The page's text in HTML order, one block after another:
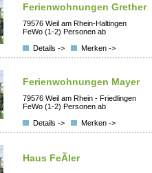
Ferienwohnungen Grether
79576 Weil am Rhein-Haltingen
FeWo (1-2) Personen ab
Details ->
Merken ->
Ferienwohnungen Mayer
79576 Weil am Rhein - Friedlingen
FeWo (1-2) Personen ab
Details ->
Merken ->
Haus FeÃler